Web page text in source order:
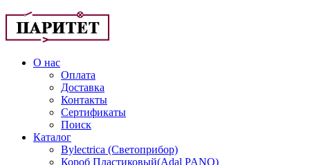
О нас
Оплата
Доставка
Контакты
Сертификаты
Поиск
Каталог
Bylectrica (Светоприбор)
Короб Пластиковый(Adal PANO)